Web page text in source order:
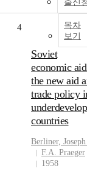
출신
목차
보기
4
Soviet
economic
the new aid
trade policy
countries
Berliner,
F.A. Praeger
1958